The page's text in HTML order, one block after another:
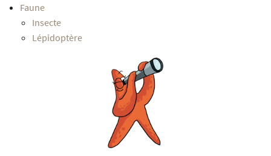
Faune
Insecte
Lépidoptère